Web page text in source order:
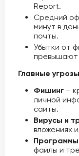
Report.
Средний
минут в
почты.
Убытки от
превышают
Главные
Фишинг –
личной
сайты.
Вирусы и
вложениях
файлы и